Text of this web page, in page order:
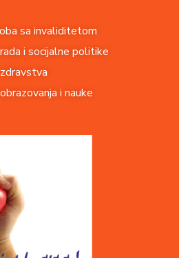
sa invaliditetom
i socijalne politike
i nauke